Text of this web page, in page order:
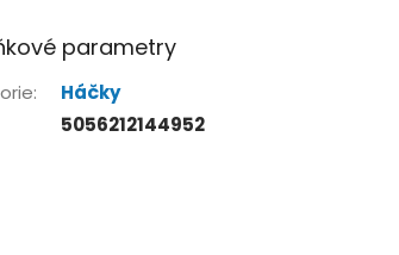
parametry
:
Háčky
5056212144952